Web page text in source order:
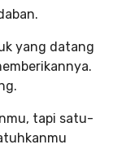
yang datang
tapi satu-